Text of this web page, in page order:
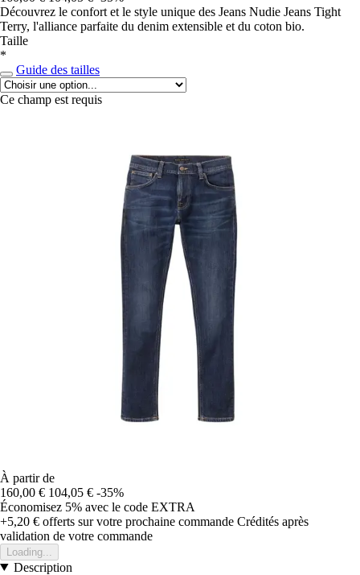
Découvrez le confort et le style unique des Jeans Nudie Jeans Tight
Terry, l'alliance parfaite du denim extensible et du coton bio.
Taille
*
Guide des tailles
Ce champ est requis
À partir de
160,00 € 104,05 € -35%
Économisez 5% avec le code EXTRA
+5,20 € offerts sur votre prochaine commande Crédités après
validation de votre commande
Loading...
Description